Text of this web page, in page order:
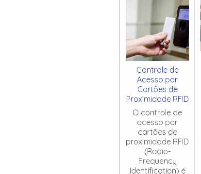
Controle de
Acesso por
Cartões de
Proximidade RFID
O controle de
acesso por
cartões de
proximidade RFID
(Radio-
Frequency
Identification) é